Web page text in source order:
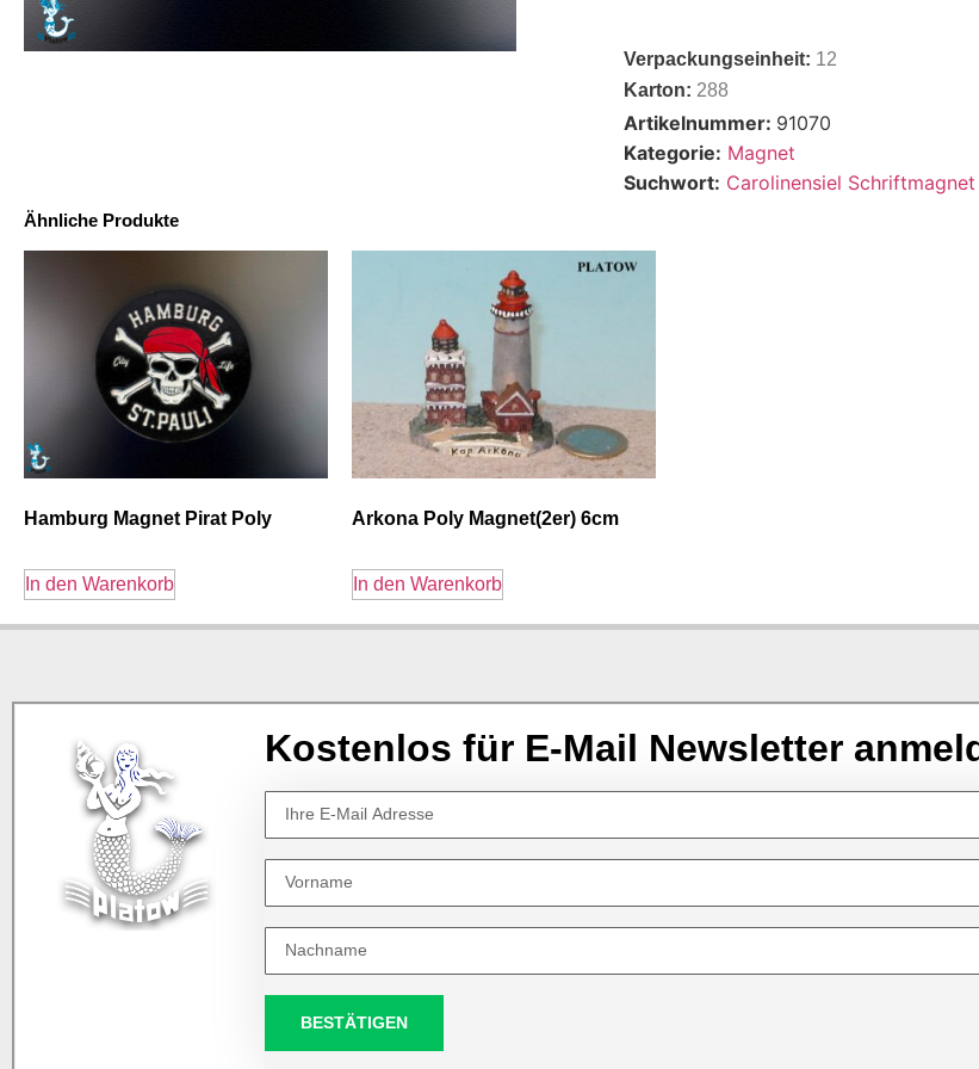
Verpackungseinheit: 12
Karton: 288
Artikelnummer: 91070
Kategorie: Magnet
Suchwort: Carolinensiel
Ähnliche Produkte
Hamburg Magnet Pirat Poly
In den Warenkorb
Arkona Poly Magnet(2er) 6cm
In den Warenkorb
Kostenlos für E-Mail Newsletter
BESTÄTIGEN